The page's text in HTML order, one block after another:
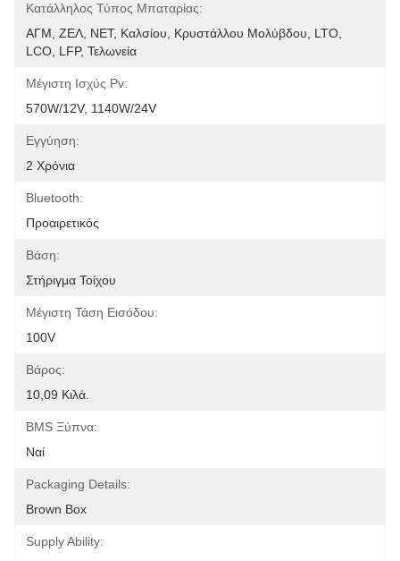
Κατάλληλος Τύπος Μπαταρίας:
ΑΓΜ, ΖΕΛ, ΝΕΤ, Καλσίου, Κρυστάλλου Μολύβδου, LTO,
LCO, LFP, Τελωνεία
Μέγιστη Ισχύς Pv:
570W/12V, 1140W/24V
Εγγύηση:
2 Χρόνια
Bluetooth:
Προαιρετικός
Βάση:
Στήριγμα Τοίχου
Μέγιστη Τάση Εισόδου:
100V
Βάρος:
10,09 Κιλά.
BMS Ξύπνα:
Ναί
Packaging Details:
Brown Box
Supply Ability: